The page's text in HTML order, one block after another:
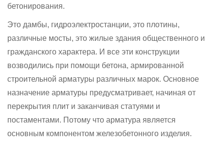
бетонирования.
Это дамбы, гидроэлектростанции, это плотины,
различные мосты, это жилые здания общественного и
гражданского характера. И все эти конструкции
возводились при помощи бетона, армированной
строительной арматуры различных марок. Основное
назначение арматуры предусматривает, начиная от
перекрытия плит и заканчивая статуями и
постаментами. Потому что арматура является
основным компонентом железобетонного изделия.